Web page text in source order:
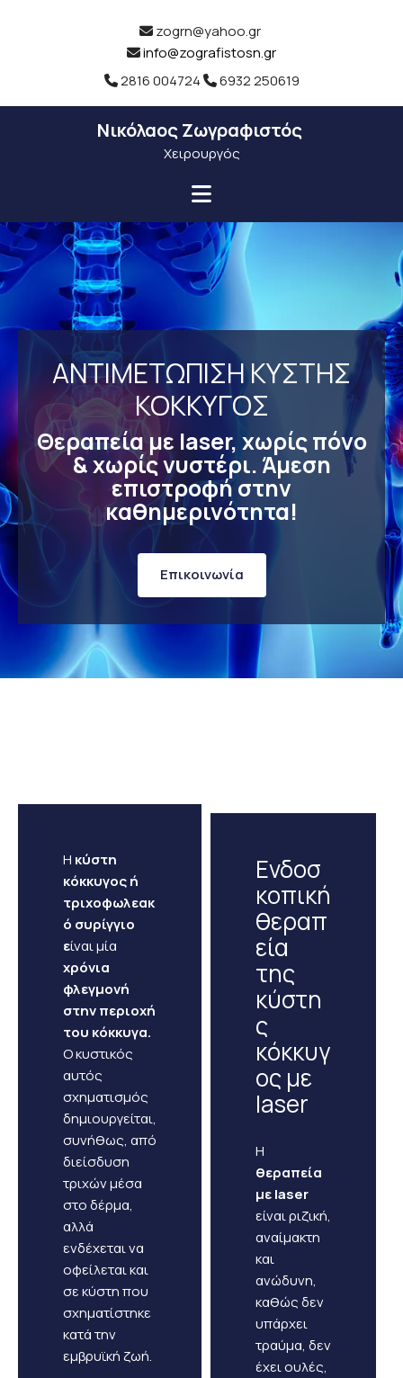
 zogrn@yahoo.gr
 info@zografistosn.gr
 2816 004724  6932 250619
Νικόλαος Ζωγραφιστός
Χειρουργός
ΑΝΤΙΜΕΤΩΠΙΣΗ ΚΥΣΤΗΣ
ΚΟΚΚΥΓΟΣ
Θεραπεία με laser, χωρίς πόνο
& χωρίς νυστέρι. Άμεση
επιστροφή στην
καθημερινότητα!
Eπικοινωνία
Η κύστη
κόκκυγος ή
τριχοφωλεακ
ό συρίγγιο
είναι μία
χρόνια
φλεγμονή
στην περιοχή
του κόκκυγα.
Ο κυστικός
αυτός
σχηματισμός
δημιουργείται,
συνήθως, από
διείσδυση
τριχών μέσα
στο δέρμα,
αλλά
ενδέχεται να
οφείλεται και
σε κύστη που
σχηματίστηκε
κατά την
εμβρυϊκή ζωή.
Ενδοσ
κοπική
θεραπ
εία
της
κύστη
ς
κόκκυγ
ος με
laser
Η
θεραπεία
με laser
είναι ριζική,
αναίμακτη
και
ανώδυνη,
καθώς δεν
υπάρχει
τραύμα, δεν
έχει ουλές,